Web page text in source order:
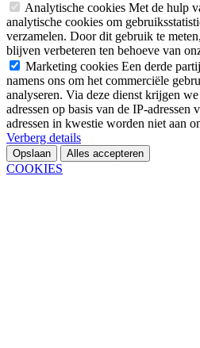
Analytische cookies Met de hulp
analytische cookies om
verzamelen. Door dit gebruik te
blijven verbeteren ten behoeve van
Marketing cookies Een derde
namens ons om het commerciële
analyseren. Via deze dienst krijgen
adressen op basis van de IP-adressen
adressen in kwestie worden niet aan
Verberg details
Opslaan Alles accepteren
COOKIES